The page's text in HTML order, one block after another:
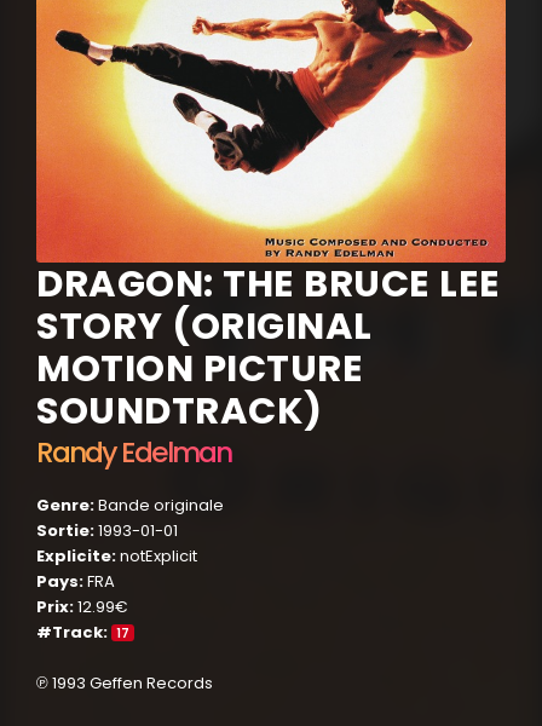
DRAGON: THE BRUCE LEE
STORY (ORIGINAL
MOTION PICTURE
SOUNDTRACK)
Randy Edelman
Genre:Bande originale
Sortie:1993-01-01
Explicite:notExplicit
Pays:FRA
Prix:12.99€
#Track: 17
℗ 1993 Geffen Records